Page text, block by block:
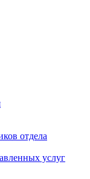
отдела
услуг